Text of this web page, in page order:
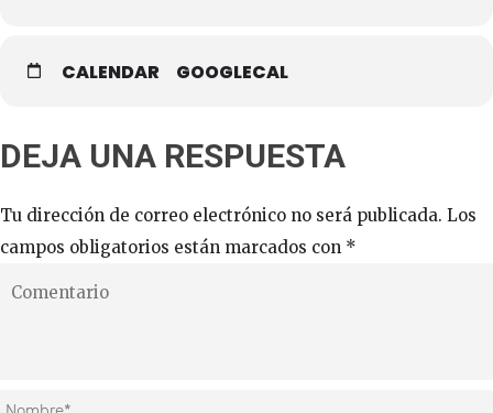
CALENDAR GOOGLECAL
DEJA UNA RESPUESTA
Tu dirección de correo electrónico no será publicada. Los
campos obligatorios están marcados con *